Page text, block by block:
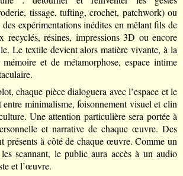
tissage, tufting, crochet, patchwork) ou
des expérimentations inédites en mêlant fils de
recyclés, résines, impressions 3D ou encore
Le textile devient alors matière vivante, à la
et de métamorphose, espace intime
chaque pièce dialoguera avec l’espace et le
entre minimalisme, foisonnement visuel et clin
Une attention particulière sera portée à
et narrative de chaque œuvre. Des
présents à côté de chaque œuvre. Comme un
scannant, le public aura accès à un audio
et l’œuvre.